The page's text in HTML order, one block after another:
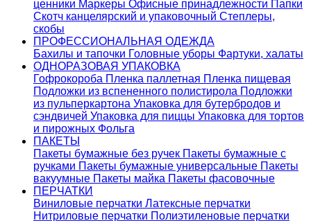
ценники Маркеры Офисные принадлежности Папки
Скотч канцелярский и упаковочный Степлеры,
скобы
ПРОФЕССИОНАЛЬНАЯ ОДЕЖДА
Бахилы и тапочки Головные уборы Фартуки, халаты
ОДНОРАЗОВАЯ УПАКОВКА
Гофрокороба Пленка паллетная Пленка пищевая
Подложки из вспененного полистирола Подложки
из пульперкартона Упаковка для бутербродов и
сэндвичей Упаковка для пиццы Упаковка для тортов
и пирожных Фольга
ПАКЕТЫ
Пакеты бумажные без ручек Пакеты бумажные с
ручками Пакеты бумажные универсальные Пакеты
вакуумные Пакеты майка Пакеты фасовочные
ПЕРЧАТКИ
Виниловые перчатки Латексные перчатки
Нитриловые перчатки Полиэтиленовые перчатки